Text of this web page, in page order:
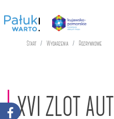
Start Wydarzenia Rozrywkowe
XVI ZLOT AUT